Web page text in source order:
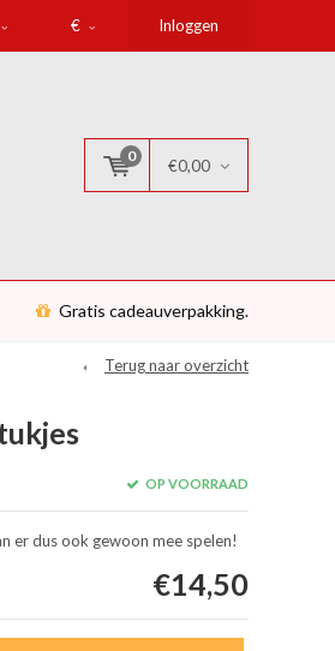
€ Inloggen
0
€0,00
Gratis cadeauverpakking.
Terug naar overzicht
OP VOORRAAD
er dus ook gewoon mee spelen!
€14,50